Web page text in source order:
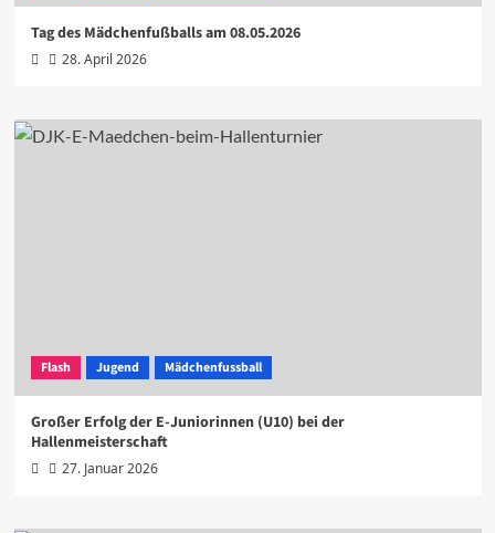
Tag des Mädchenfußballs am 08.05.2026
28. April 2026
Flash Jugend Mädchenfussball
Großer Erfolg der E-Juniorinnen (U10) bei der
Hallenmeisterschaft
27. Januar 2026